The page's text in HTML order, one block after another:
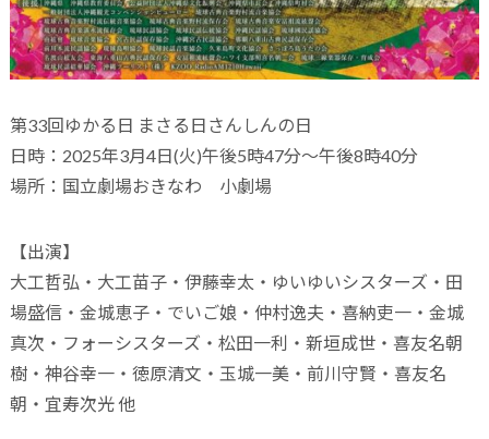
第33回ゆかる日 まさる日さんしんの日
日時：2025年3月4日(火)午後5時47分～午後8時40分
場所：国立劇場おきなわ 小劇場
【出演】
大工哲弘・大工苗子・伊藤幸太・ゆいゆいシスターズ・田
場盛信・金城恵子・でいご娘・仲村逸夫・喜納吏一・金城
真次・フォーシスターズ・松田一利・新垣成世・喜友名朝
樹・神谷幸一・徳原清文・玉城一美・前川守賢・喜友名
朝・宜寿次光 他